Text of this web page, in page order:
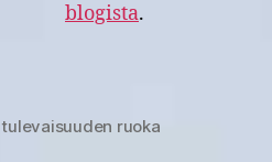
blogista.
,tulevaisuuden ruoka